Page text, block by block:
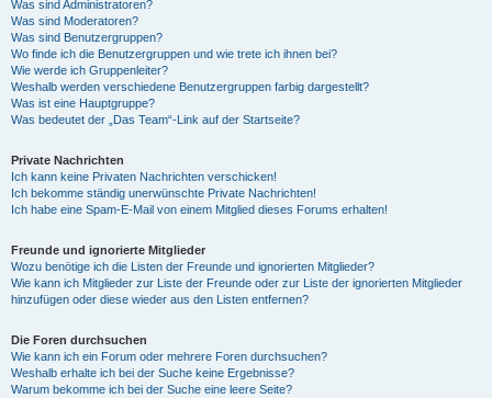
Was sind Administratoren?
Was sind Moderatoren?
Was sind Benutzergruppen?
Wo finde ich die Benutzergruppen und wie trete ich ihnen bei?
Wie werde ich Gruppenleiter?
Weshalb werden verschiedene Benutzergruppen farbig dargestellt?
Was ist eine Hauptgruppe?
Was bedeutet der „Das Team“-Link auf der Startseite?
Private Nachrichten
Ich kann keine Privaten Nachrichten verschicken!
Ich bekomme ständig unerwünschte Private Nachrichten!
Ich habe eine Spam-E-Mail von einem Mitglied dieses Forums erhalten!
Freunde und ignorierte Mitglieder
Wozu benötige ich die Listen der Freunde und ignorierten Mitglieder?
Wie kann ich Mitglieder zur Liste der Freunde oder zur Liste der ignorierten Mitglieder
hinzufügen oder diese wieder aus den Listen entfernen?
Die Foren durchsuchen
Wie kann ich ein Forum oder mehrere Foren durchsuchen?
Weshalb erhalte ich bei der Suche keine Ergebnisse?
Warum bekomme ich bei der Suche eine leere Seite?